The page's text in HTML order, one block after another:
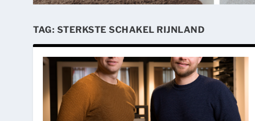
TAG: STERKSTE SCHAKEL RIJNLAND